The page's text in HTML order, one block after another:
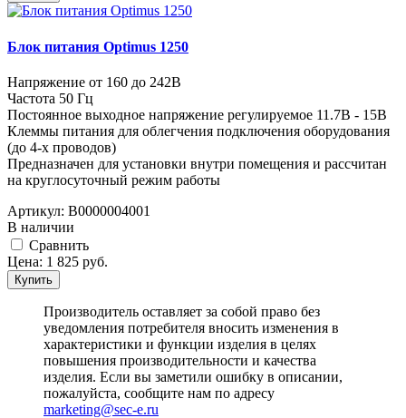
Блок питания Optimus 1250
Напряжение от 160 до 242В
Частота 50 Гц
Постоянное выходное напряжение регулируемое 11.7В - 15В
Клеммы питания для облегчения подключения оборудования
(до 4-х проводов)
Предназначен для установки внутри помещения и рассчитан
на круглосуточный режим работы
Артикул: В0000004001
В наличии
Cравнить
Цена: 1 825 руб.
Купить
Производитель оставляет за собой право без
уведомления потребителя вносить изменения в
характеристики и функции изделия в целях
повышения производительности и качества
изделия. Если вы заметили ошибку в описании,
пожалуйста, сообщите нам по адресу
marketing@sec-e.ru